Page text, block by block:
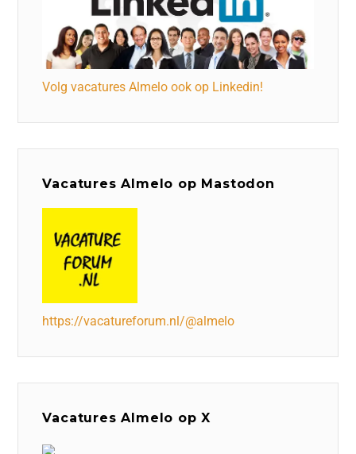
Volg vacatures Almelo ook op Linkedin!
Vacatures Almelo op Mastodon
https://vacatureforum.nl/@almelo
Vacatures Almelo op X